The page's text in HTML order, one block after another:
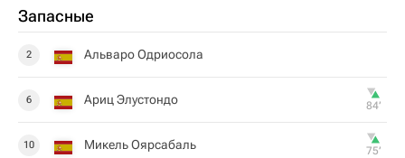
Запасные
2 Альваро Одриосола
6 Ариц Элустондо 84‎’‎
10 Микель Оярсабаль 75‎’‎